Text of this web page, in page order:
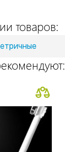
товаров: